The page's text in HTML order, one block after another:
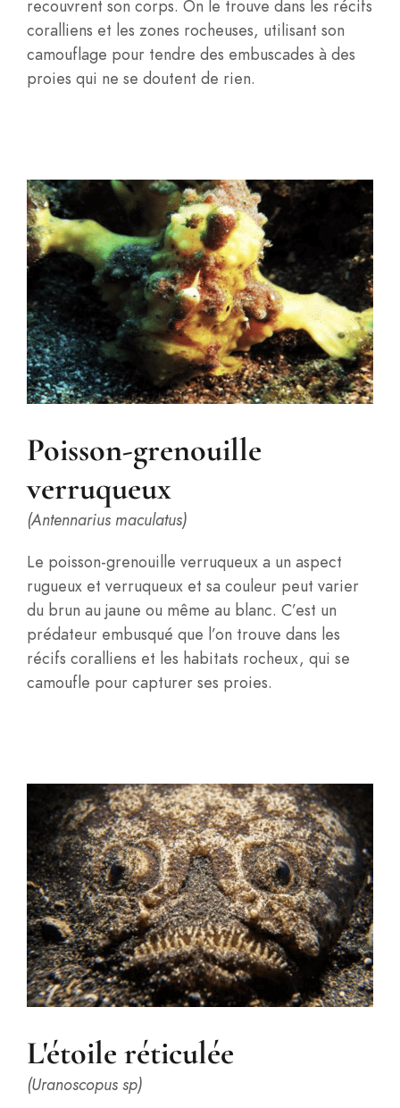
recouvrent son corps. On le trouve dans les récifs
coralliens et les zones rocheuses, utilisant son
camouflage pour tendre des embuscades à des
proies qui ne se doutent de rien.
Poisson-grenouille
verruqueux
(Antennarius maculatus)
Le poisson-grenouille verruqueux a un aspect
rugueux et verruqueux et sa couleur peut varier
du brun au jaune ou même au blanc. C’est un
prédateur embusqué que l’on trouve dans les
récifs coralliens et les habitats rocheux, qui se
camoufle pour capturer ses proies.
L'étoile réticulée
(Uranoscopus sp)